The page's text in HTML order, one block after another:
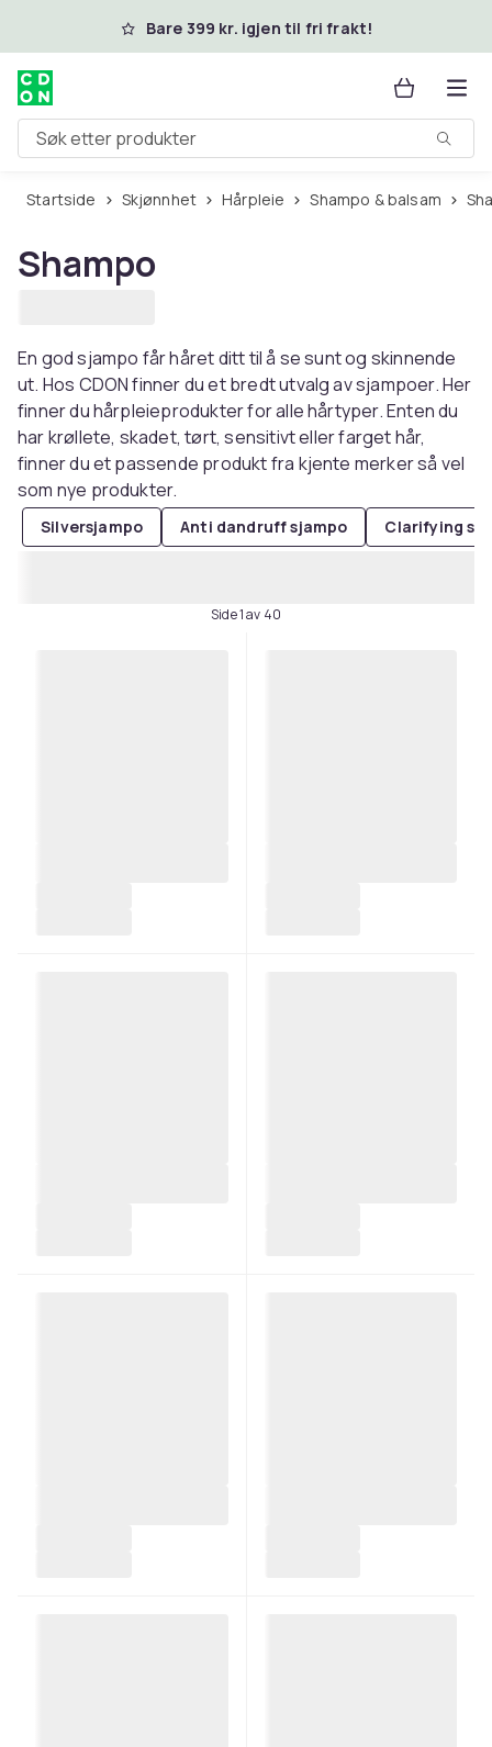
Hopp til hovedinnholdBare 399 kr. igjen til fri frakt!
Søk etter produkter
Startside Skjønnhet Hårpleie Shampo & balsam
Shampo
En god sjampo får håret ditt til å se sunt og skinnende
ut. Hos CDON finner du et bredt utvalg av sjampoer. Her
finner du hårpleieprodukter for alle hårtyper. Enten du
har krøllete, skadet, tørt, sensitivt eller farget hår,
finner du et passende produkt fra kjente merker så vel
som nye produkter.
Silversjampo Anti dandruff sjampo Clarifying
Side 1 av 40